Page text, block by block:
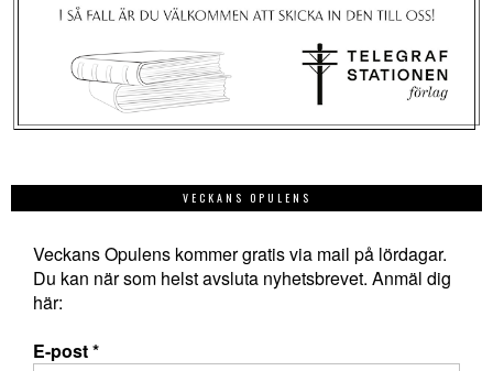
VECKANS OPULENS
Veckans Opulens kommer gratis via mail på lördagar.
Du kan när som helst avsluta nyhetsbrevet. Anmäl dig
här:
E-post*